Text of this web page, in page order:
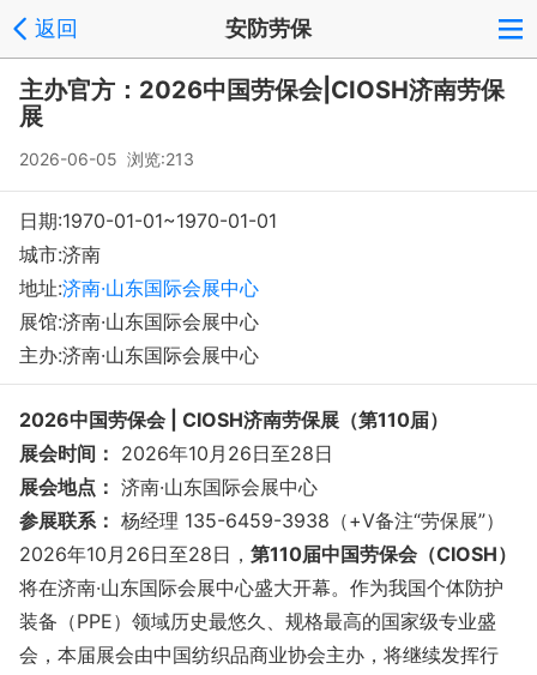
返回 安防劳保
主办官方：2026中国劳保会|CIOSH济南劳保
展
2026-06-05 浏览:213
日期:1970-01-01~1970-01-01
城市:济南
地址:济南·山东国际会展中心
展馆:济南·山东国际会展中心
主办:济南·山东国际会展中心
2026中国劳保会 | CIOSH济南劳保展（第110届）
展会时间： 2026年10月26日至28日
展会地点： 济南·山东国际会展中心
参展联系： 杨经理 135-6459-3938（+V备注“劳保展”）
2026年10月26日至28日， 第110届中国劳保会（CIOSH）
将在济南·山东国际会展中心盛大开幕。作为我国个体防护
装备（PPE）领域历史最悠久、规格最高的国家级专业盛
会，本届展会由中国纺织品商业协会主办，将继续发挥行